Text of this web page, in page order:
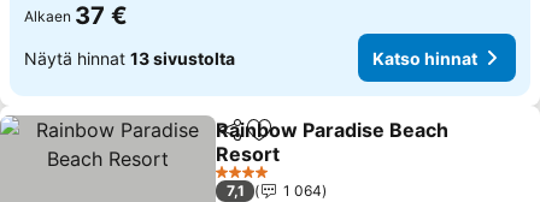
Alkaen 37 €
Näytä hinnat 13 sivustolta Katso hinnat
Jaa Lisää suosikkeihin
Rainbow Paradise Beach
Resort
Katso hinnat
4 Tähtiluokitus
7,1
1 064